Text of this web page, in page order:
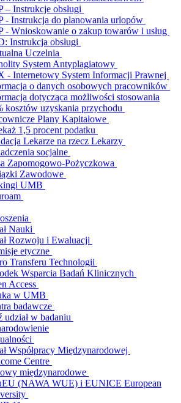
– Instrukcje obsługi
- Instrukcja do planowania urlopów
- Wnioskowanie o zakup towarów i usług
Instrukcja obsługi
Uczelnia
System Antyplagiatowy
- Internetowy System Informacji Prawnej
o danych osobowych pracowników
dotycząca możliwości stosowania
kosztów uzyskania przychodu
Plany Kapitałowe
1,5 procent podatku
Lekarze na rzecz Lekarzy
socjalne
Zapomogowo-Pożyczkowa
Zawodowe
UMB
Nauki
Rozwoju i Ewaluacji
etyczne
Transferu Technologii
Wsparcia Badań Klinicznych
Access
w UMB
badawcze
udział w badaniu
Współpracy Międzynarodowej
Centre
międzynarodowe
(NAWA WUE) i EUNICE European